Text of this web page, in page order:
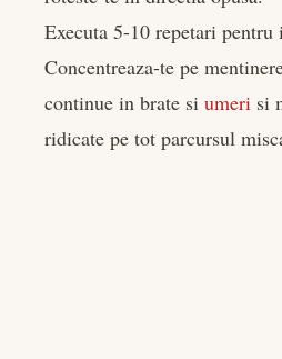
Executa 5-10 repetari pentru
Concentreaza-te pe
continue in brate si umeri si
ridicate pe tot parcursul